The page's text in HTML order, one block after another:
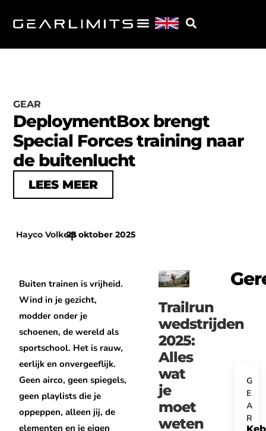
GEAR
DeploymentBox brengt
Special Forces training naar
de buitenlucht
LEES MEER
Hayco Volkers
|
23 oktober 2025
Buiten trainen is vrijheid.
Wind in je gezicht,
modder onder je
schoenen, de wereld als
sportschool. Het is rauw,
eerlijk en onvergeeflijk.
Geen airco, geen spiegels,
geen playlists die je
oppeppen, alleen jij, de
elementen en je eigen
Trailrun
wedstrijden
2025:
Alles
wat
je
moet
weten
G
E
A
R